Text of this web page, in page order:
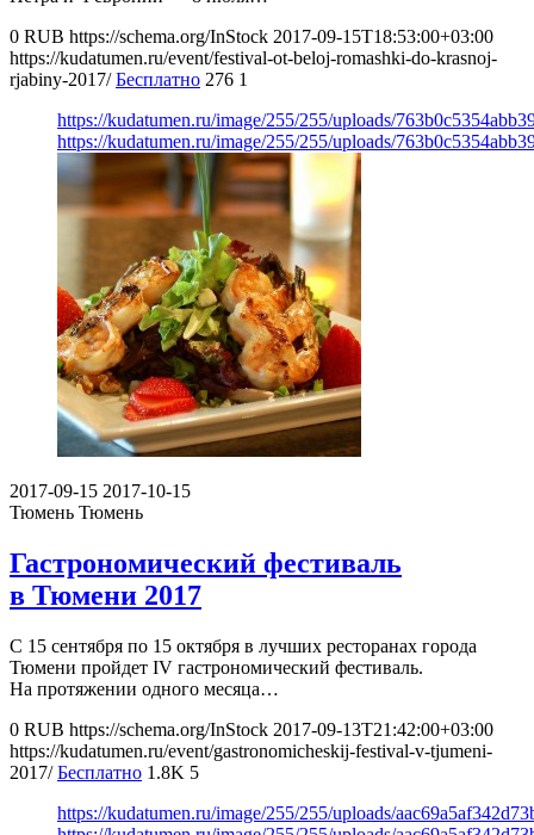
0 RUB https://schema.org/InStock 2017-09-15T18:53:00+03:00
https://kudatumen.ru/event/festival-ot-beloj-romashki-do-krasnoj-
rjabiny-2017/ Бесплатно 276 1
https://kudatumen.ru/image/255/255/uploads/
https://kudatumen.ru/image/255/255/uploads/
2017-09-15 2017-10-15
Тюмень Тюмень
Гастрономический фестиваль
в Тюмени 2017
С 15 сентября по 15 октября в лучших ресторанах города
Тюмени пройдет IV гастрономический фестиваль.
На протяжении одного месяца…
0 RUB https://schema.org/InStock 2017-09-13T21:42:00+03:00
https://kudatumen.ru/event/gastronomicheskij-festival-v-tjumeni-
2017/ Бесплатно 1.8K 5
https://kudatumen.ru/image/255/255/uploads/